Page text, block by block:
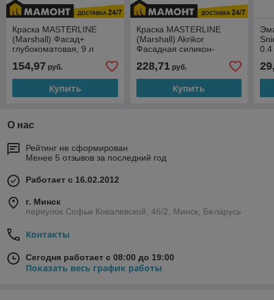
Краска MASTERLINE
(Marshall) Фасад+
глубокоматовая, 9 л
154,97 руб.
Купить
Краска MASTERLINE
(Marshall) Akrikor
Фасадная силикон-
228,71руб.
Купить
0.4
О нас
Рейтинг не сформирован
Менее 5 отзывов за последний год
Работает с 16.02.2012
г. Минск
переулок Софьи Ковалевской, 46/2, Минск, Беларусь
Контакты
Сегодня работает с 08:00 до 19:00
Показать весь график работы